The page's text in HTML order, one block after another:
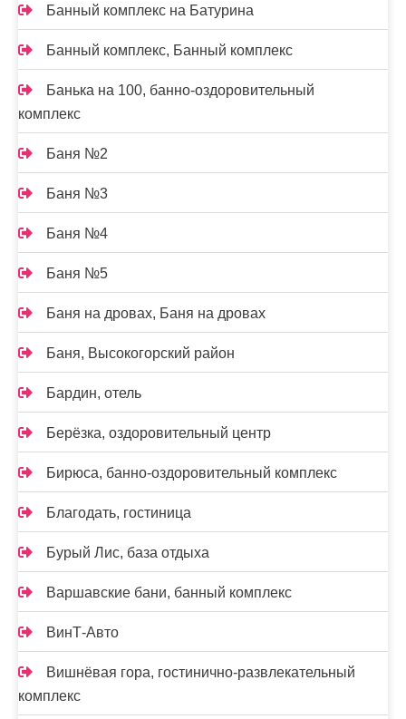
Банный комплекс на Батурина
Банный комплекс, Банный комплекс
Банька на 100, банно-оздоровительный
комплекс
Баня №2
Баня №3
Баня №4
Баня №5
Баня на дровах, Баня на дровах
Баня, Высокогорский район
Бардин, отель
Берёзка, оздоровительный центр
Бирюса, банно-оздоровительный комплекс
Благодать, гостиница
Бурый Лис, база отдыха
Варшавские бани, банный комплекс
ВинТ-Авто
Вишнёвая гора, гостинично-развлекательный
комплекс